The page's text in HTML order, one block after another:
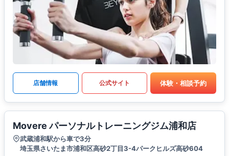
店舗情報 公式サイト 体験・相談予約
Movere パーソナルトレーニングジム浦和店
武蔵浦和駅から車で3分
埼玉県さいたま市浦和区高砂2丁目3-4パークヒルズ高砂604